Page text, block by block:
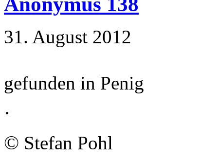
31. August 2012
gefunden in Penig
·
© Stefan Pohl